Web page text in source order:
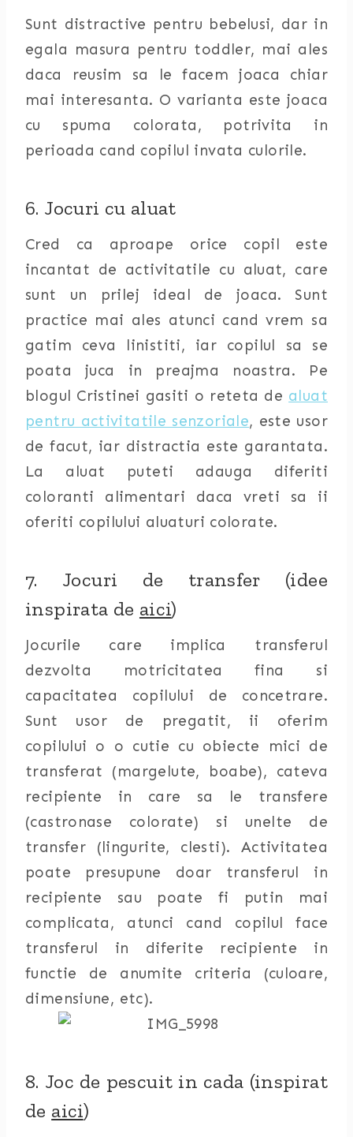
Sunt distractive pentru bebelusi, dar in
egala masura pentru toddler, mai ales
daca reusim sa le facem joaca chiar
mai interesanta. O varianta este joaca
cu spuma colorata, potrivita in
perioada cand copilul invata culorile.
6. Jocuri cu aluat
Cred ca aproape orice copil este
incantat de activitatile cu aluat, care
sunt un prilej ideal de joaca. Sunt
practice mai ales atunci cand vrem sa
gatim ceva linistiti, iar copilul sa se
poata juca in preajma noastra. Pe
blogul Cristinei gasiti o reteta de aluat
pentru activitatile senzoriale, este usor
de facut, iar distractia este garantata.
La aluat puteti adauga diferiti
coloranti alimentari daca vreti sa ii
oferiti copilului aluaturi colorate.
7. Jocuri de transfer (idee
inspirata de aici)
Jocurile care implica transferul
dezvolta motricitatea fina si
capacitatea copilului de concetrare.
Sunt usor de pregatit, ii oferim
copilului o o cutie cu obiecte mici de
transferat (margelute, boabe), cateva
recipiente in care sa le transfere
(castronase colorate) si unelte de
transfer (lingurite, clesti). Activitatea
poate presupune doar transferul in
recipiente sau poate fi putin mai
complicata, atunci cand copilul face
transferul in diferite recipiente in
functie de anumite criteria (culoare,
dimensiune, etc).
8. Joc de pescuit in cada (inspirat
de aici)